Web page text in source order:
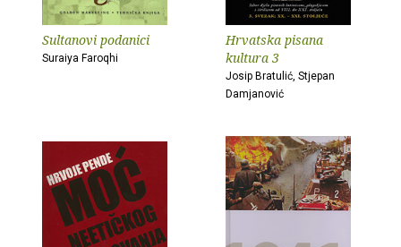
Sultanovi podanici
Suraiya Faroqhi
Hrvatska pisana
kultura 3
Josip Bratulić, Stjepan
Damjanović